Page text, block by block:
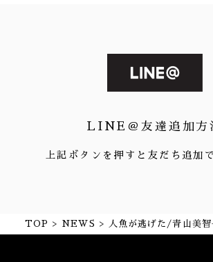
LINE＠友達追加方
上記ボタンを押すと友だち追加
TOP NEWS 人魚が逃げた/青山美智